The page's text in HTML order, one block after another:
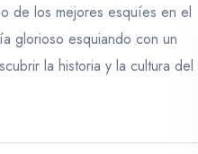
de los mejores esquíes en el
glorioso esquiando con un
la historia y la cultura del